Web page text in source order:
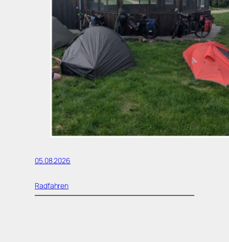
05.08.2026
Radfahren